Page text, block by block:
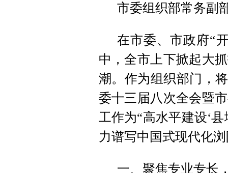
市委组织部常务副
在市委、市政府“
中，全市上下掀起大
潮。作为组织部门，
委十三届八次全会暨
工作为“高水平建设‘
力谱写中国式现代化
一、聚焦专业专长